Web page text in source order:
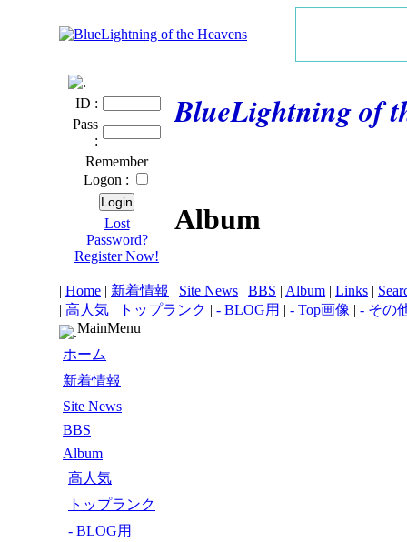
ID :
Pass
:
Remember
Logon :
Lost
Password?
Register Now!
BlueLightning of
Album
| Home | 新着情報 | Site News | BBS | Album | Links |
| 高人気 | トップランク | - BLOG用 | - Top画像 | - その
MainMenu
ホーム
新着情報
Site News
BBS
Album
高人気
トップランク
- BLOG用